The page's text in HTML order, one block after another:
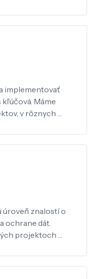
implementovať
Máme
v rôznych …
úroveň znalostí o
ochrane dát.
projektoch …